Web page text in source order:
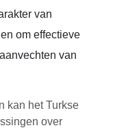
van
om effectieve
van
kan het Turkse
over